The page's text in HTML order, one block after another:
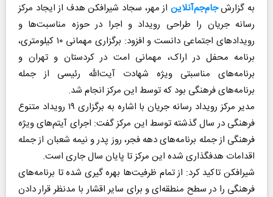
به گزارشجام‌جم‌آنلاین از مهر، سجاد شیرافکن هدف از ایجاد مرکز
رسانه جریان را طراحی رویداد و اجرا در حوزه مناسبت‌ها و
رویداد‌های اجتماعی دانست و افزود: برگزاری مهمانی ۱۰ کیلومتری،
برنامه محفل در اراک، مهمانی امت در کردستان و تهران و
برنامه‌های مناسبتی ویژه شهادت آیت‌الله رئیسی از جمله
برنامه‌های فرهنگی بود که توسط این مرکز انجام شد.
مدیر مرکز رویداد رسانه جریان با اشاره به برگزاری ۱۹ رویداد متنوع
فرهنگی در سال گذشته توسط این مرکز گفت: اجرای آیتم‌های ویژه
فرهنگی از جمله برنامه‌های دهه فجر، روز پدر و نیمه شعبان از جمله
اقدامات هدفگذاری شده این مرکز تا پایان سال جاری است.
شیرافکن تاکید کرد: از تمام ظرفیت‌ها بهره گیری شده تا برنامه‌های
فرهنگی را در سطح منطقه‌ای و برای سایر اقشار با مدنظر قرار دادن